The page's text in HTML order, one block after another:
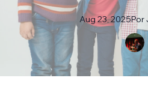
Aug 23, 2025Por